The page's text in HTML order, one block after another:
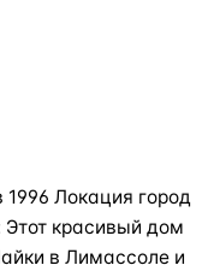
Локация город
красивый дом
в Лимассоле и